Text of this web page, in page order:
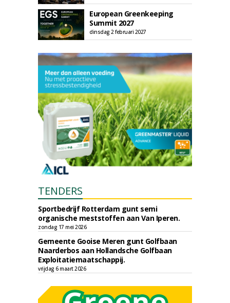
European Greenkeeping
Summit 2027
dinsdag 2 februari 2027
TENDERS
Sportbedrijf Rotterdam gunt semi
organische meststoffen aan Van Iperen.
zondag 17 mei 2026
Gemeente Gooise Meren gunt Golfbaan
Naarderbos aan Hollandsche Golfbaan
Exploitatiemaatschappij.
vrijdag 6 maart 2026